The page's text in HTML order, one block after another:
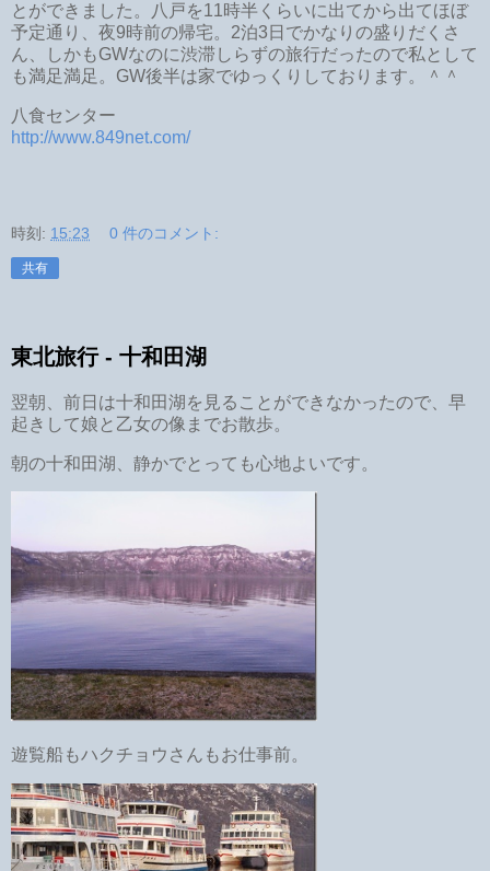
とができました。八戸を11時半くらいに出てから出てほぼ
予定通り、夜9時前の帰宅。2泊3日でかなりの盛りだくさ
ん、しかもGWなのに渋滞しらずの旅行だったので私として
も満足満足。GW後半は家でゆっくりしております。＾＾
八食センター
http://www.849net.com/
時刻: 15:23 0 件のコメント:
共有
東北旅行 - 十和田湖
翌朝、前日は十和田湖を見ることができなかったので、早
起きして娘と乙女の像までお散歩。
朝の十和田湖、静かでとっても心地よいです。
遊覧船もハクチョウさんもお仕事前。